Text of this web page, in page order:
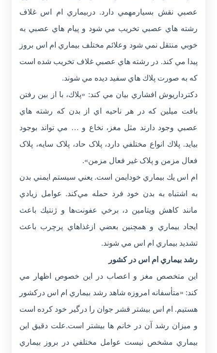
عصبي نقش بسيارمهمي دارد. دربيماري ام اس غلاف
رشته هاي عصبي تخريب مي شود و پيام هاي عصبي به
خوبي منتقل نمي شود وعلائم مختلف بيماري ام اس بروز
پيدا مي كند. در رشته هاي عصبي غلاف تخريب شده است
كه به صورت پلاك هاي سفيد ديده مي شوند.
دکترداريوش افشاري بيان مي کند: «پلاك،‌ با از بين رفتن
بافت ميلين که در هر ناحيه اي از بدن که رشته هاي
عصبي وجود دارند مثل مغز، نخاع و … مي تواند بوجود
بيايد. پلاك انواع مختلفي دارد، پلاک حاد، پلاک سايه، پلاک
فعال مزمن و پلاک غير فعال مزمن».
ام اس يك بيماري‌ خودايمن است. يعني سيستم ايمني بدن
به اشتباه به بدن خود فرد حمله مي‌کند. عوامل زيادي
مانند کاهش ويتامين د، برخي عفونت‌ها و ژنتيك باعث
ايجاد بيماري و همچنين بعضي ازغذاهاي پرچرب باعث
تشديد بيماري ام اس مي شوند.
رشد بيماري ام اس در کشور
اين متخصص مغز و اعصاب در اين خصوص اظهار مي
کند: «متأسفانه امروزه شاهد رشد بيماري ام اس دركشور
هستيم. ام اس بيشتر قشر جوان را درگير خود كرده است
و ميزان رشد آن در خانم ها بيشتر است.علت دقيق اين
بيماري مشخص نيست عوامل مختلفي در بروز بيماري